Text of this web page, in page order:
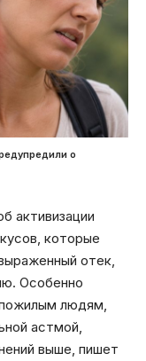
о
активизации
которые
отек,
Особенно
людям,
астмой,
выше, пишет